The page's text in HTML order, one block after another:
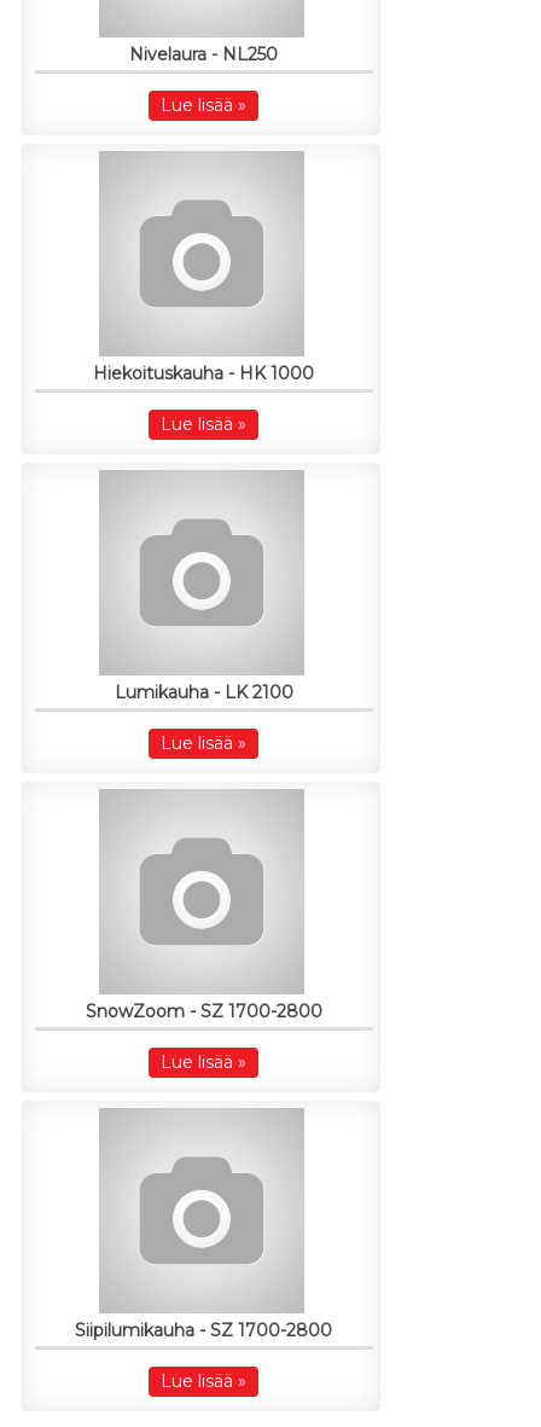
Nivelaura - NL250
Lue lisää »
Hiekoituskauha - HK 1000
Lue lisää »
Lumikauha - LK 2100
Lue lisää »
SnowZoom - SZ 1700-2800
Lue lisää »
Siipilumikauha - SZ 1700-2800
Lue lisää »